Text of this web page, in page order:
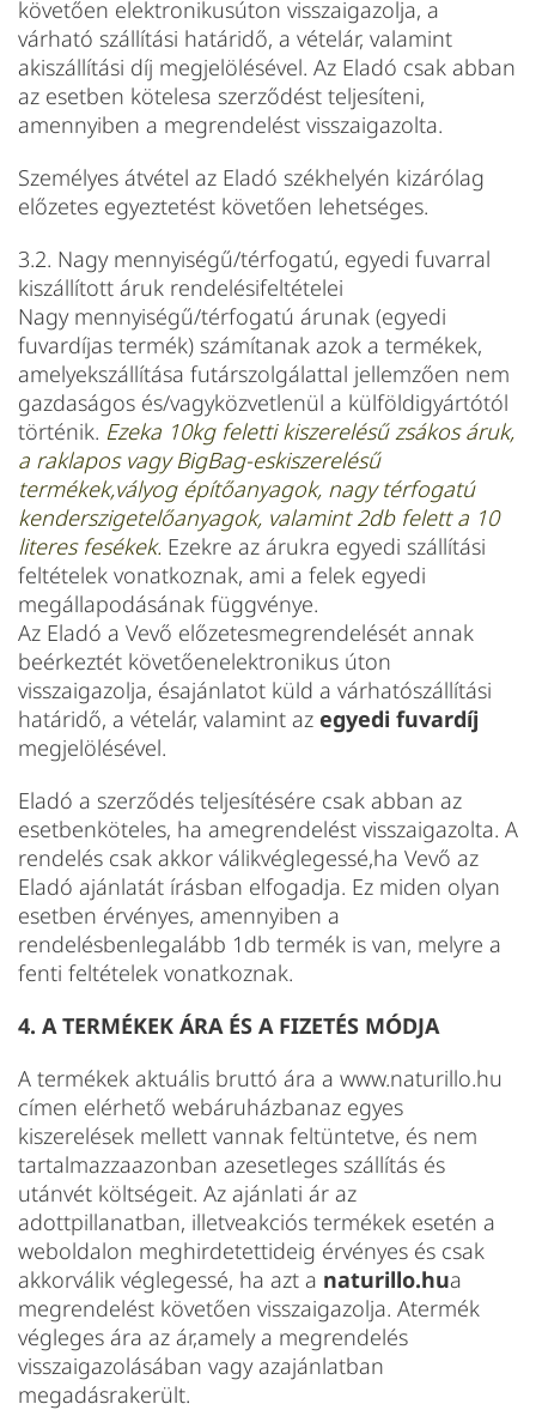
követően elektronikusúton visszaigazolja, a
várható szállítási határidő, a vételár, valamint
akiszállítási díj megjelölésével. Az Eladó csak abban
az esetben kötelesa szerződést teljesíteni,
amennyiben a megrendelést visszaigazolta.
Személyes átvétel az Eladó székhelyén kizárólag
előzetes egyeztetést követően lehetséges.
3.2. Nagy mennyiségű/térfogatú, egyedi fuvarral
kiszállított áruk rendelésifeltételei
Nagy mennyiségű/térfogatú árunak (egyedi
fuvardíjas termék) számítanak azok a termékek,
amelyekszállítása futárszolgálattal jellemzően nem
gazdaságos és/vagyközvetlenül a külföldigyártótól
történik. Ezeka 10kg feletti kiszerelésű zsákos áruk,
a raklapos vagy BigBag-eskiszerelésű
termékek,vályog építőanyagok, nagy térfogatú
kenderszigetelőanyagok, valamint 2db felett a 10
literes fesékek. Ezekre az árukra egyedi szállítási
feltételek vonatkoznak, ami a felek egyedi
megállapodásának függvénye.
Az Eladó a Vevő előzetesmegrendelését annak
beérkeztét követőenelektronikus úton
visszaigazolja, ésajánlatot küld a várhatószállítási
határidő, a vételár, valamint az egyedi fuvardíj
megjelölésével.
Eladó a szerződés teljesítésére csak abban az
esetbenköteles, ha amegrendelést visszaigazolta. A
rendelés csak akkor válikvéglegessé,ha Vevő az
Eladó ajánlatát írásban elfogadja. Ez miden olyan
esetben érvényes, amennyiben a
rendelésbenlegalább 1db termék is van, melyre a
fenti feltételek vonatkoznak.
4. A TERMÉKEK ÁRA ÉS A FIZETÉS MÓDJA
A termékek aktuális bruttó ára a www.naturillo.hu
címen elérhető webáruházbanaz egyes
kiszerelések mellett vannak feltüntetve, és nem
tartalmazzaazonban azesetleges szállítás és
utánvét költségeit. Az ajánlati ár az
adottpillanatban, illetveakciós termékek esetén a
weboldalon meghirdetettideig érvényes és csak
akkorválik véglegessé, ha azt a naturillo.hua
megrendelést követően visszaigazolja. Atermék
végleges ára az ár,amely a megrendelés
visszaigazolásában vagy azajánlatban
megadásrakerült.